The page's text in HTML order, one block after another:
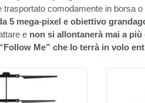
trasportato comodamente in borsa o
5 mega-pixel e obiettivo
e non si allontanerà mai a
Me” che lo terrà in volo